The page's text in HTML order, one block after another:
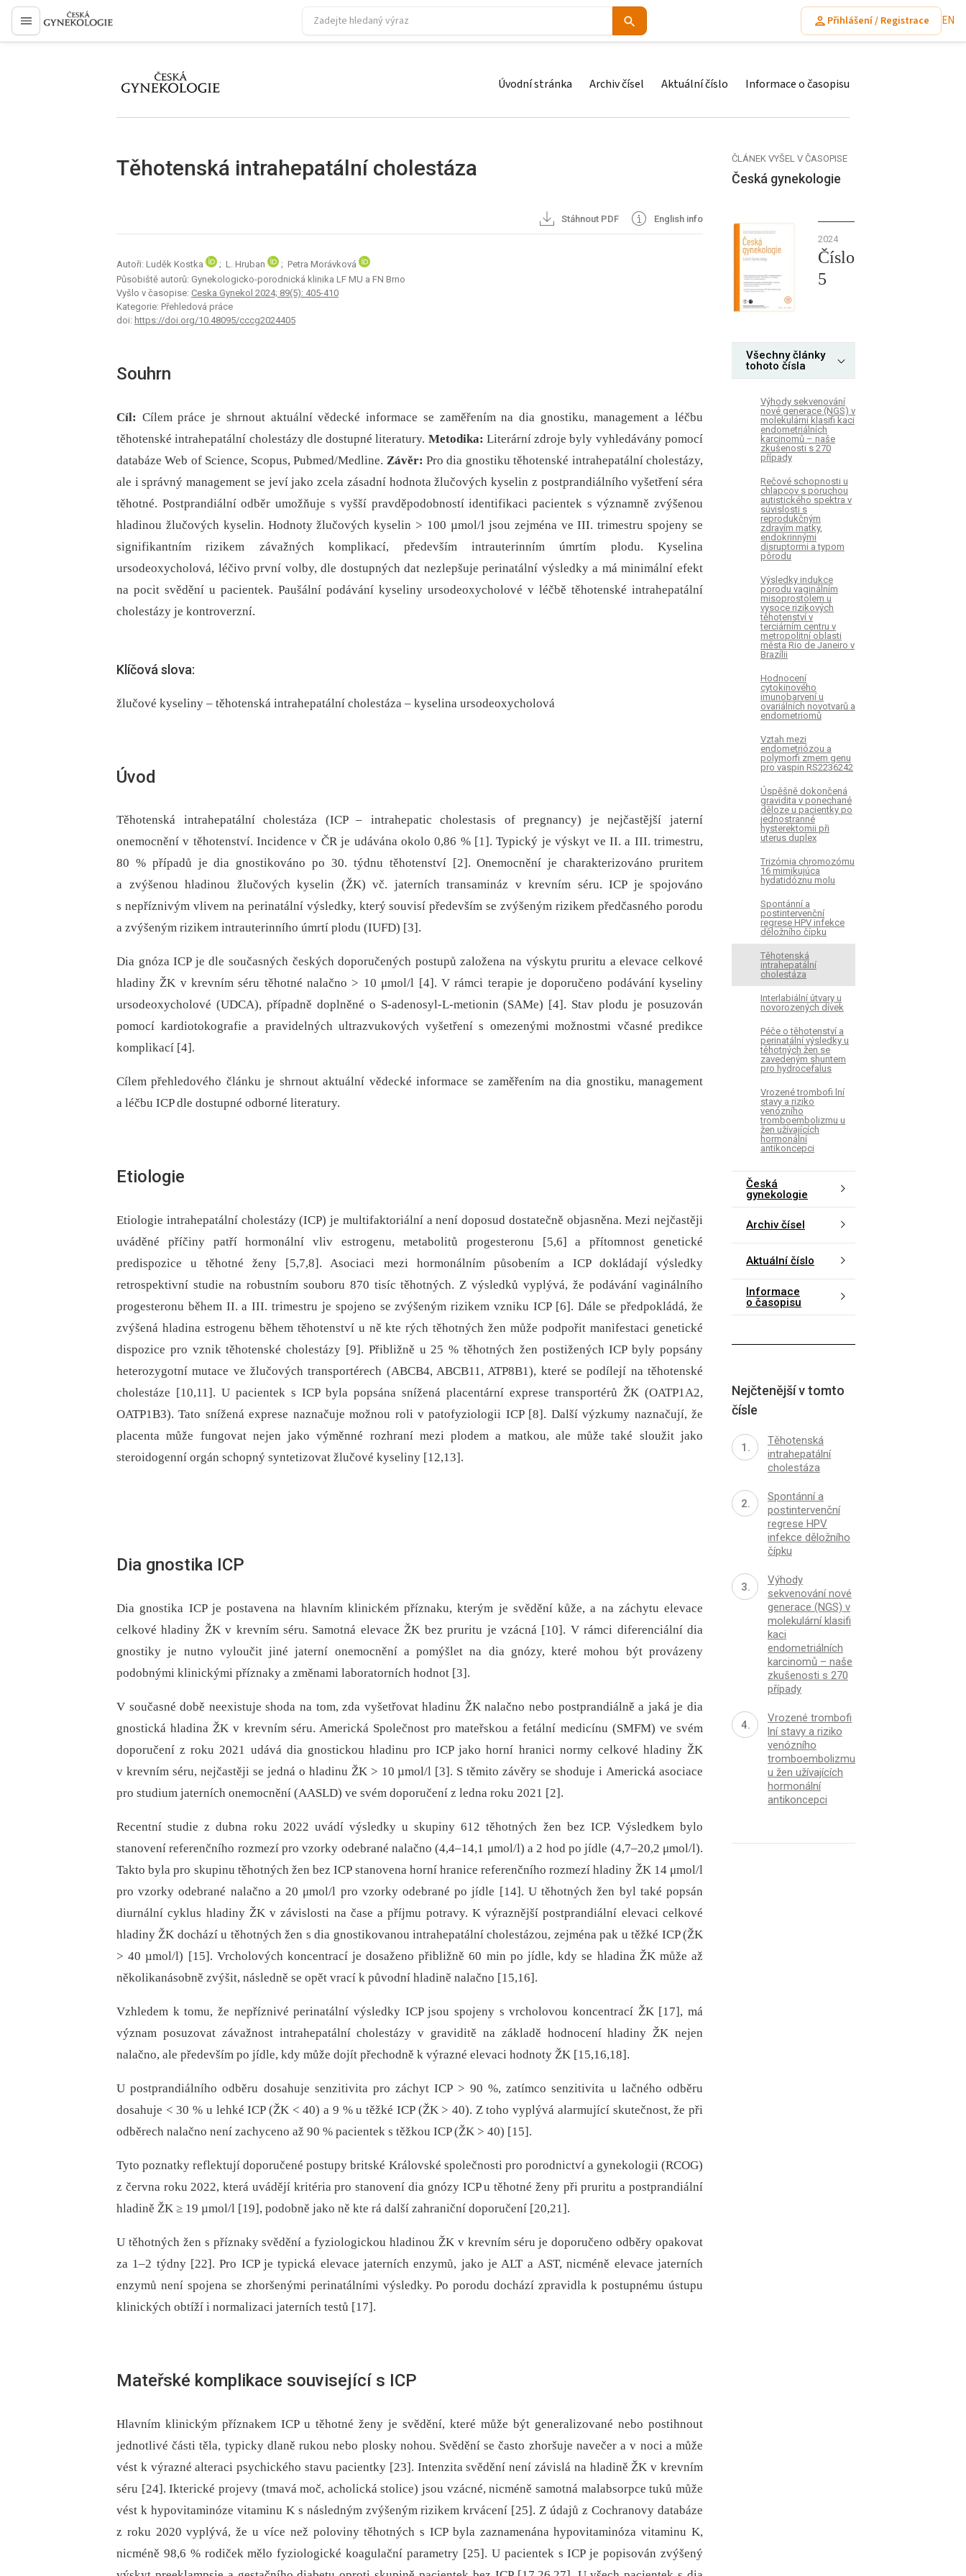
proLékaře.cz
Přihlášení / Registrace EN
proLékaře.cz Úvodní stránka Archiv čísel Aktuální číslo Informace o časopisu
Těhotenská intrahepatální cholestáza
Stáhnout PDF English info
Autoři: Luděk Kostka ; L. Hruban
; Petra Morávková
Působiště autorů: Gynekologicko-porodnická klinika LF MU a FN Brno
Vyšlo v časopise: Ceska Gynekol 2024; 89(5): 405-410
Kategorie: Přehledová práce
doi: https://doi.org/10.48095/cccg2024405
Souhrn
Cíl: Cílem práce je shrnout aktuální vědecké informace se zaměřením na dia gnostiku, management a léčbu
těhotenské intrahepatální cholestázy dle dostupné literatury. Metodika: Literární zdroje byly vyhledávány pomocí
databáze Web of Science, Scopus, Pubmed/Medline. Závěr: Pro dia gnostiku těhotenské intrahepatální cholestázy,
ale i správný management se jeví jako zcela zásadní hodnota žlučových kyselin z postprandiálního vyšetření séra
těhotné. Postprandiální odběr umožňuje s vyšší pravděpodobností identifikaci pacientek s významně zvýšenou
hladinou žlučových kyselin. Hodnoty žlučových kyselin > 100 µmol/l jsou zejména ve III. trimestru spojeny se
signifikantním rizikem závažných komplikací, především intrauterinním úmrtím plodu. Kyselina
ursodeoxycholová, léčivo první volby, dle dostupných dat nezlepšuje perinatální výsledky a má minimální efekt
na pocit svědění u pacientek. Paušální podávání kyseliny ursodeoxycholové v léčbě těhotenské intrahepatální
cholestázy je kontroverzní.
Klíčová slova:
žlučové kyseliny – těhotenská intrahepatální cholestáza – kyselina ursodeoxycholová
Úvod
Těhotenská intrahepatální cholestáza (ICP –⁠ intrahepatic cholestasis of pregnancy) je nejčastější jaterní
onemocnění v těhotenství. Incidence v ČR je udávána okolo 0,86 % [1]. Typický je výskyt ve II. a III. trimestru,
80 % případů je dia gnostikováno po 30. týdnu těhotenství [2]. Onemocnění je charakterizováno pruritem
a zvýšenou hladinou žlučových kyselin (ŽK) vč. jaterních transamináz v krevním séru. ICP je spojováno
s nepříznivým vlivem na perinatální výsledky, který souvisí především se zvýšeným rizikem předčasného porodu
a zvýšeným rizikem intrauterinního úmrtí plodu (IUFD) [3].
Dia gnóza ICP je dle současných českých doporučených postupů založena na výskytu pruritu a elevace celkové
hladiny ŽK v krevním séru těhotné nalačno > 10 μmol/l [4]. V rámci terapie je doporučeno podávání kyseliny
ursodeoxycholové (UDCA), případně doplněné o S-adenosyl-L-metionin (SAMe) [4]. Stav plodu je posuzován
pomocí kardiotokografie a pravidelných ultrazvukových vyšetření s omezenými možnostmi včasné predikce
komplikací [4].
Cílem přehledového článku je shrnout aktuální vědecké informace se zaměřením na dia gnostiku, management
a léčbu ICP dle dostupné odborné literatury.
Etiologie
Etiologie intrahepatální cholestázy (ICP) je multifaktoriální a není doposud dostatečně objasněna. Mezi nejčastěji
uváděné příčiny patří hormonální vliv estrogenu, metabolitů progesteronu [5,6] a přítomnost genetické
predispozice u těhotné ženy [5,7,8]. Asociaci mezi hormonálním působením a ICP dokládají výsledky
retrospektivní studie na robustním souboru 870 tisíc těhotných. Z výsledků vyplývá, že podávání vaginálního
progesteronu během II. a III. trimestru je spojeno se zvýšeným rizikem vzniku ICP [6]. Dále se předpokládá, že
zvýšená hladina estrogenu během těhotenství u ně kte rých těhotných žen může podpořit manifestaci genetické
dispozice pro vznik těhotenské cholestázy [9]. Přibližně u 25 % těhotných žen postižených ICP byly popsány
heterozygotní mutace ve žlučových transportérech (ABCB4, ABCB11, ATP8B1), které se podílejí na těhotenské
cholestáze [10,11]. U pacientek s ICP byla popsána snížená placentární exprese transportérů ŽK (OATP1A2,
OATP1B3). Tato snížená exprese naznačuje možnou roli v patofyziologii ICP [8]. Další výzkumy naznačují, že
placenta může fungovat nejen jako výměnné rozhraní mezi plodem a matkou, ale může také sloužit jako
steroidogenní orgán schopný syntetizovat žlučové kyseliny [12,13].
Dia gnostika ICP
Dia gnostika ICP je postavena na hlavním klinickém příznaku, kterým je svědění kůže, a na záchytu elevace
celkové hladiny ŽK v krevním séru. Samotná elevace ŽK bez pruritu je vzácná [10]. V rámci diferenciální dia
gnostiky je nutno vyloučit jiné jaterní onemocnění a pomýšlet na dia gnózy, které mohou být provázeny
podobnými klinickými příznaky a změnami laboratorních hodnot [3].
V současné době neexistuje shoda na tom, zda vyšetřovat hladinu ŽK nalačno nebo postprandiálně a jaká je dia
gnostická hladina ŽK v krevním séru. Americká Společnost pro mateřskou a fetální medicínu (SMFM) ve svém
doporučení z roku 2021 udává dia gnostickou hladinu pro ICP jako horní hranici normy celkové hladiny ŽK
v krevním séru, nejčastěji se jedná o hladinu ŽK > 10 µmol/l [3]. S těmito závěry se shoduje i Americká asociace
pro studium jaterních onemocnění (AASLD) ve svém doporučení z ledna roku 2021 [2].
Recentní studie z dubna roku 2022 uvádí výsledky u skupiny 612 těhotných žen bez ICP. Výsledkem bylo
stanovení referenčního rozmezí pro vzorky odebrané nalačno (4,4–14,1 μmol/l) a 2 hod po jídle (4,7–20,2 μmol/l).
Takto byla pro skupinu těhotných žen bez ICP stanovena horní hranice referenčního rozmezí hladiny ŽK 14 μmol/l
pro vzorky odebrané nalačno a 20 μmol/l pro vzorky odebrané po jídle [14]. U těhotných žen byl také popsán
diurnální cyklus hladiny ŽK v závislosti na čase a příjmu potravy. K výraznější postprandiální elevaci celkové
hladiny ŽK dochází u těhotných žen s dia gnostikovanou intrahepatální cholestázou, zejména pak u těžké ICP (ŽK
> 40 µmol/l) [15]. Vrcholových koncentrací je dosaženo přibližně 60 min po jídle, kdy se hladina ŽK může až
několikanásobně zvýšit, následně se opět vrací k původní hladině nalačno [15,16].
Vzhledem k tomu, že nepříznivé perinatální výsledky ICP jsou spojeny s vrcholovou koncentrací ŽK [17], má
význam posuzovat závažnost intrahepatální cholestázy v graviditě na základě hodnocení hladiny ŽK nejen
nalačno, ale především po jídle, kdy může dojít přechodně k výrazné elevaci hodnoty ŽK [15,16,18].
U postprandiálního odběru dosahuje senzitivita pro záchyt ICP > 90 %, zatímco senzitivita u lačného odběru
dosahuje < 30 % u lehké ICP (ŽK < 40) a 9 % u těžké ICP (ŽK > 40). Z toho vyplývá alarmující skutečnost, že při
odběrech nalačno není zachyceno až 90 % pacientek s těžkou ICP (ŽK > 40) [15].
Tyto poznatky reflektují doporučené postupy britské Královské společnosti pro porodnictví a gynekologii (RCOG)
z června roku 2022, která uvádějí kritéria pro stanovení dia gnózy ICP u těhotné ženy při pruritu a postprandiální
hladině ŽK ≥ 19 µmol/l [19], podobně jako ně kte rá další zahraniční doporučení [20,21].
U těhotných žen s příznaky svědění a fyziologickou hladinou ŽK v krevním séru je doporučeno odběry opakovat
za 1–2 týdny [22]. Pro ICP je typická elevace jaterních enzymů, jako je ALT a AST, nicméně elevace jaterních
enzymů není spojena se zhoršenými perinatálními výsledky. Po porodu dochází zpravidla k postupnému ústupu
klinických obtíží i normalizaci jaterních testů [17].
Mateřské komplikace související s ICP
Hlavním klinickým příznakem ICP u těhotné ženy je svědění, které může být generalizované nebo postihnout
jednotlivé části těla, typicky dlaně rukou nebo plosky nohou. Svědění se často zhoršuje navečer a v noci a může
vést k výrazné alteraci psychického stavu pacientky [23]. Intenzita svědění není závislá na hladině ŽK v krevním
séru [24]. Ikterické projevy (tmavá moč, acholická stolice) jsou vzácné, nicméně samotná malabsorpce tuků může
vést k hypovitaminóze vitaminu K s následným zvýšeným rizikem krvácení [25]. Z údajů z Cochranovy databáze
z roku 2020 vyplývá, že u více než poloviny těhotných s ICP byla zaznamenána hypovitaminóza vitaminu K,
nicméně 98,6 % rodiček mělo fyziologické koagulační parametry [25]. U pacientek s ICP je popisován zvýšený
ČLÁNEK VYŠEL V ČASOPISE
Česká gynekologie
2024
Číslo
5
Všechny články
tohoto čísla
Výhody sekvenování
nové generace (NGS) v
molekulární klasifi kaci
endometriálních
karcinomů – naše
zkušenosti s 270
případy
Rečové schopnosti u
chlapcov s poruchou
autistického spektra v
súvislosti s
reprodukčným
zdravím matky,
endokrinnými
disruptormi a typom
pôrodu
Výsledky indukce
porodu vaginálním
misoprostolem u
vysoce rizikových
těhotenství v
terciárním centru v
metropolitní oblasti
města Rio de Janeiro v
Brazílii
Hodnocení
cytokinového
imunobarvení u
ovariálních novotvarů a
endometriomů
Vztah mezi
endometriózou a
polymorfi zmem genu
pro vaspin RS2236242
Úspěšně dokončená
gravidita v ponechané
děloze u pacientky po
jednostranné
hysterektomii při
uterus duplex
Trizómia chromozómu
16 mimikujúca
hydatidóznu molu
Spontánní a
postintervenční
regrese HPV infekce
děložního čípku
Těhotenská
intrahepatální
cholestáza
Interlabiální útvary u
novorozených dívek
Péče o těhotenství a
perinatální výsledky u
těhotných žen se
zavedeným shuntem
pro hydrocefalus
Vrozené trombofi lní
stavy a riziko
venózního
tromboembolizmu u
žen užívajících
hormonální
antikoncepci
Česká
gynekologie
Archiv čísel
Aktuální číslo
Informace
o časopisu
Nejčtenější v tomto
čísle
Těhotenská
intrahepatální
cholestáza
Spontánní a
postintervenční
regrese HPV
infekce děložního
čípku
Výhody
sekvenování nové
generace (NGS) v
molekulární klasifi
kaci
endometriálních
karcinomů – naše
zkušenosti s 270
případy
Vrozené trombofi
lní stavy a riziko
venózního
tromboembolizmu
u žen užívajících
hormonální
antikoncepci